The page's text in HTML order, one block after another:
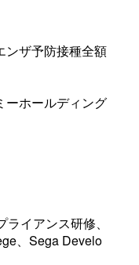
ンザ予防接種全額
ーホールディング
イアンス研修、
、Sega Develo